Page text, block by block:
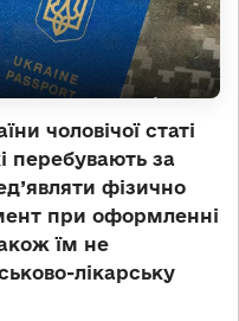
чоловічої статі
перебувають за
фізично
при оформленні
їм не
лікарську